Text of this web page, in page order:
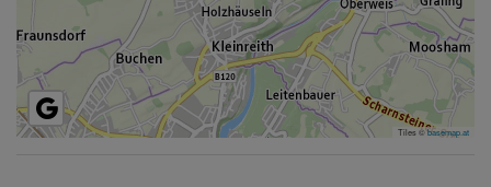
Tiles ©basemap.at